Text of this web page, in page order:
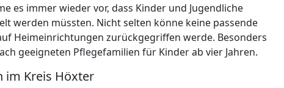
es immer wieder vor, dass Kinder und Jugendliche
werden müssten. Nicht selten könne keine passende
Heimeinrichtungen zurückgegriffen werde. Besonders
geeigneten Pflegefamilien für Kinder ab vier Jahren.
im Kreis Höxter